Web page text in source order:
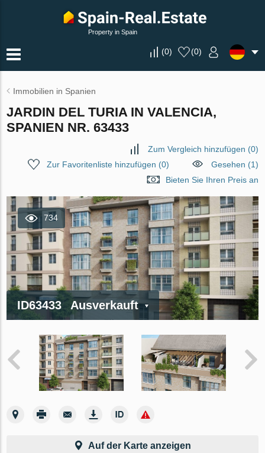
Property in Spain
(0) (0)
Immobilien in Spanien
JARDIN DEL TURIA IN VALENCIA,
SPANIEN NR. 63433
Zum Vergleich hinzufügen (0)
Zur Favoritenliste hinzufügen (0)
Gesehen (1)
Bieten Sie Ihren Preis an
734
ID63433 Ausverkauft
Auf der Karte anzeigen